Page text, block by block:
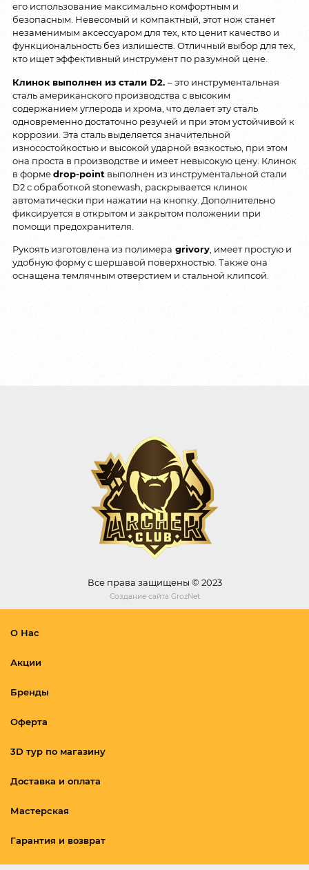
его использование максимально комфортным и
безопасным. Невесомый и компактный, этот нож станет
незаменимым аксессуаром для тех, кто ценит качество и
функциональность без излишеств. Отличный выбор для тех,
кто ищет эффективный инструмент по разумной цене.
Клинок выполнен из стали D2. – это инструментальная
сталь американского производства с высоким
содержанием углерода и хрома, что делает эту сталь
одновременно достаточно резучей и при этом устойчивой к
коррозии. Эта сталь выделяется значительной
износостойкостью и высокой ударной вязкостью, при этом
она проста в производстве и имеет невысокую цену. Клинок
в формеdrop-point выполнен из инструментальной стали
D2 с обработкой stonewash, раскрывается клинок
автоматически при нажатии на кнопку. Дополнительно
фиксируется в открытом и закрытом положении при
помощи предохранителя.
Рукоять изготовлена из полимера grivory , имеет простую и
удобную форму с шершавой поверхностью. Также она
оснащена темлячным отверстием и стальной клипсой.
Все права защищены © 2023
Создание сайта GrozNet
О Нас
Акции
Бренды
Оферта
3D тур по магазину
Доставка и оплата
Мастерская
Гарантия и возврат